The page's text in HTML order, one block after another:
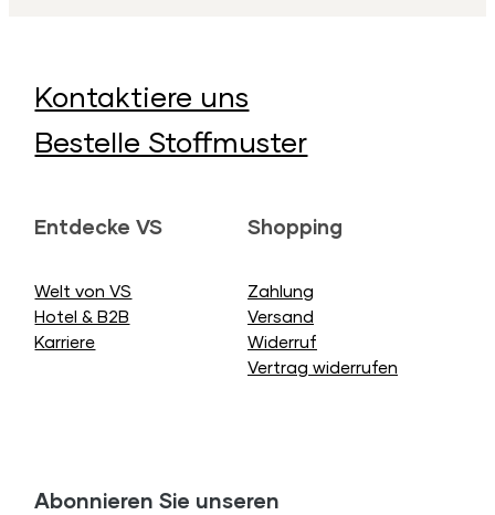
Kontaktiere uns
Bestelle Stoffmuster
Entdecke VS
Welt von VS
Hotel & B2B
Karriere
Shopping
Zahlung
Versand
Widerruf
Vertrag widerrufen
Abonnieren Sie unseren